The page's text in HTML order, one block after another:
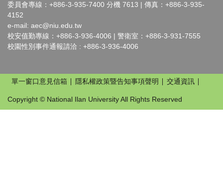
委員會專線：+886-3-935-7400 分機 7613 | 傳真：+886-3-935-
4152
e-mail: aec@niu.edu.tw
校安值勤專線：+886-3-936-4006 | 警衛室：+886-3-931-7555
校園性別事件通報請洽 : +886-3-936-4006
單一窗口意見信箱 隱私權政策暨告知事項聲明 交通資訊
Copyright © National Ilan University All Rights Reserved